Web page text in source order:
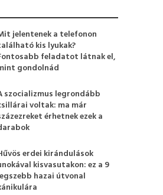
jelentenek a telefonon
kis lyukak?
feladatot látnak el,
gondolnád
szocializmus legrondább
voltak: ma már
érhetnek ezek a
erdei kirándulások
kisvasutakon: ez a 9
hazai útvonal